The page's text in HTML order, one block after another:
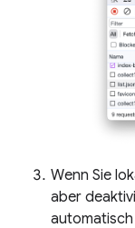
Wenn Sie
aber